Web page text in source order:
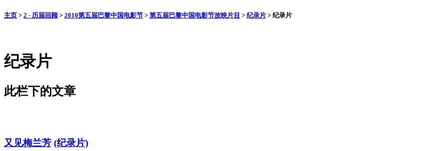
主页 > 2 - 历届回顾 > 2010第五届巴黎中国电影节 > 第五届巴黎中国电影节放映片目 > 纪录片 > 纪录片
纪录片
此栏下的文章
又见梅兰芳 (纪录片)